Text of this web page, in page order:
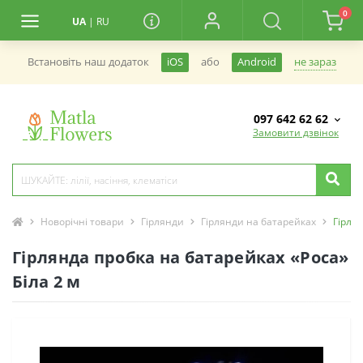
UA | RU
0
Встановiть наш додаток iOS або Android не зараз
097 642 62 62
Замовити дзвінок
Новорічні товари Гірлянди Гірлянди на батарейках
Гірлянда пробка на батарейках «Роса»
Біла 2 м